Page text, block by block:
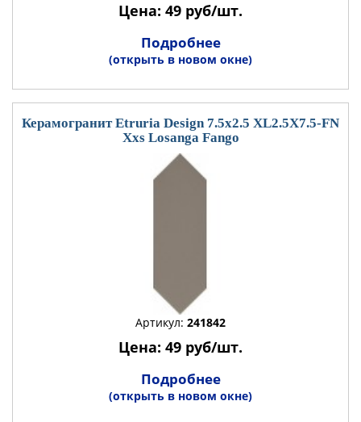
Цена: 49 руб/шт.
Подробнее
(открыть в новом окне)
Керамогранит Etruria Design 7.5x2.5 XL2.5X7.5-FN
Xxs Losanga Fango
Артикул: 241842
Цена: 49 руб/шт.
Подробнее
(открыть в новом окне)